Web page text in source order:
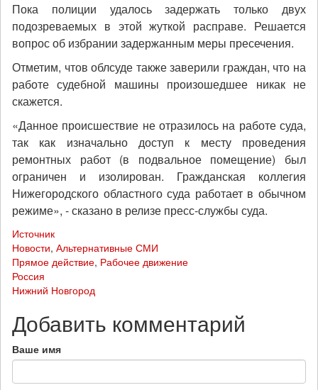
Пока полиции удалось задержать только двух
подозреваемых в этой жуткой расправе. Решается
вопрос об избрании задержанным меры пресечения.
Отметим, чтов облсуде также заверили граждан, что на
работе судебной машины произошедшее никак не
скажется.
«Данное происшествие не отразилось на работе суда,
так как изначально доступ к месту проведения
ремонтных работ (в подвальное помещение) был
ограничен и изолирован. Гражданская коллегия
Нижегородского областного суда работает в обычном
режиме», - сказано в релизе пресс-службы суда.
Источник
Новости, Альтернативные СМИ
Прямое действие, Рабочее движение
Россия
Нижний Новгород
Добавить комментарий
Ваше имя